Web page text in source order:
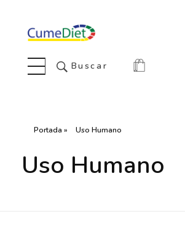
Buscar
Portada » Uso Humano
Uso Humano